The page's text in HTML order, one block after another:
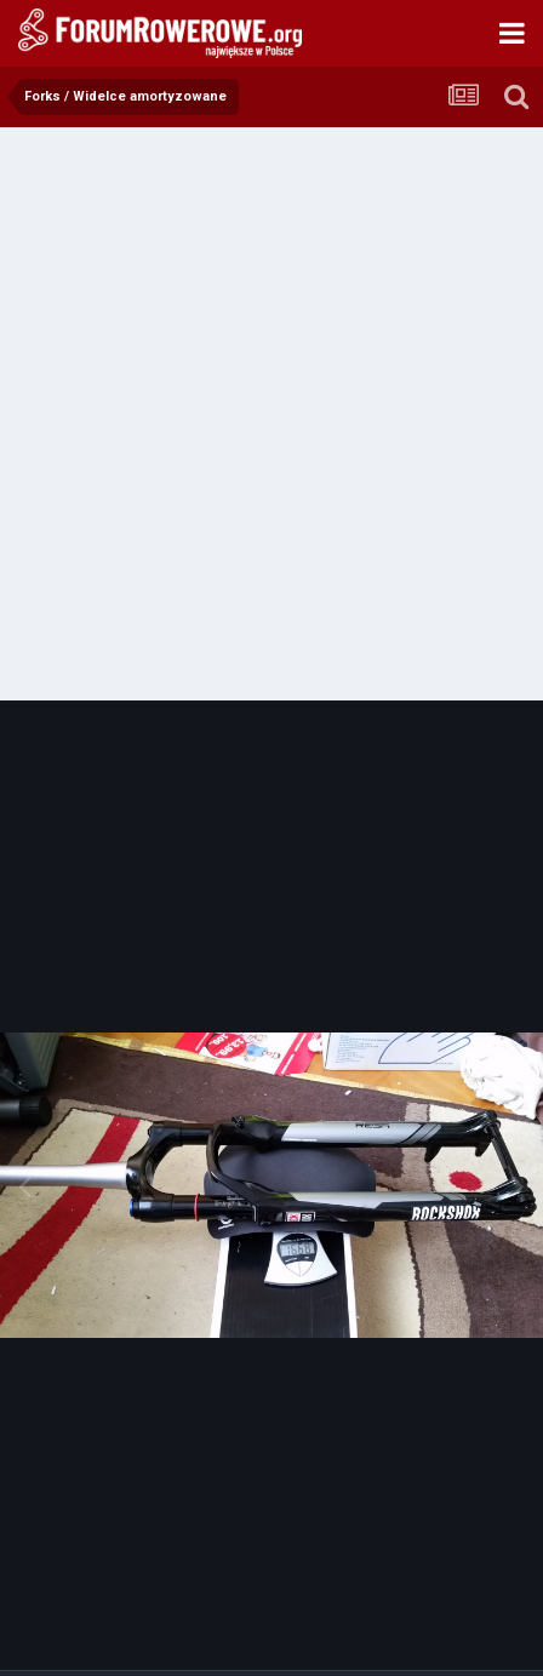
Forks / Widelce amortyzowane